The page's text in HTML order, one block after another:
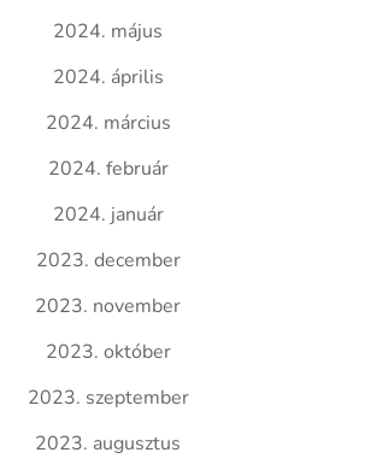
2024. május
2024. április
2024. március
2024. február
2024. január
2023. december
2023. november
2023. október
2023. szeptember
2023. augusztus